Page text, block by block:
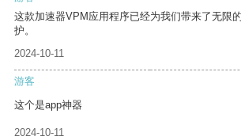
这款加速器VPM应用程序已经为我们带来了无限
护。
2024-10-11
游客
这个是app神器
2024-10-11